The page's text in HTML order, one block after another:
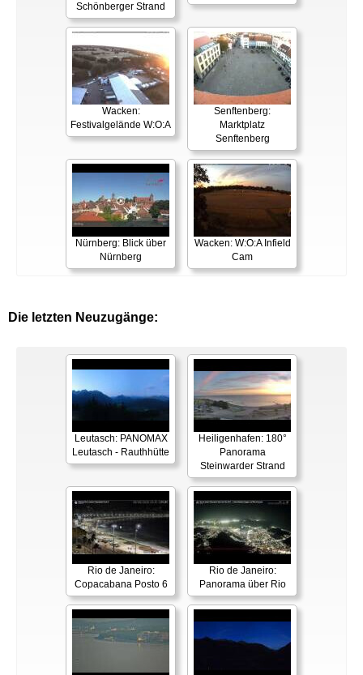
Schönberger Strand
Wacken:
Festivalgelände W:O:A
Senftenberg:
Marktplatz
Senftenberg
Nürnberg: Blick über
Nürnberg
Wacken: W:O:A Infield
Cam
Die letzten Neuzugänge:
Leutasch: PANOMAX
Leutasch - Rauthhütte
Heiligenhafen: 180°
Panorama
Steinwarder Strand
Rio de Janeiro:
Copacabana Posto 6
Rio de Janeiro:
Panorama über Rio